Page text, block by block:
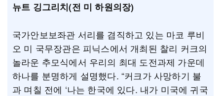
뉴트 깅그리치(전 미 하원의장)
국가안보보좌관 서리를 겸직하고 있는 마코 루비
오 미 국무장관은 피닉스에서 개최된 찰리 커크의
놀라운 추모식에서 우리의 최대 도전과제 가운데
하나를 분명하게 설명했다. “커크가 사망하기 불
과 며칠 전에 ‘나는 한국에 있다. 내가 미국에 귀국